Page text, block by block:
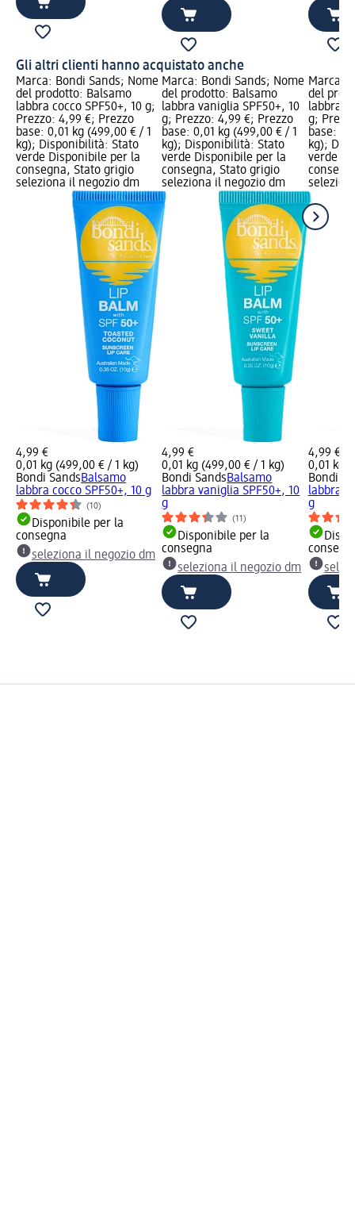
Gli altri clienti hanno acquistato anche
Marca: Bondi Sands; Nome
del prodotto: Balsamo
labbra cocco SPF50+, 10 g;
Prezzo: 4,99 €; Prezzo
base: 0,01 kg (499,00 € / 1
kg); Disponibilità: Stato
verde Disponibile per la
consegna, Stato grigio
seleziona il negozio dm
4,99 €
0,01 kg (499,00 € / 1 kg)
Bondi SandsBalsamo
labbra cocco SPF50+, 10 g
(10)
Disponibile per la
consegna
seleziona il negozio dm
Marca: Bondi Sands; Nome
del prodotto: Balsamo
labbra vaniglia SPF50+, 10
g; Prezzo: 4,99 €; Prezzo
base: 0,01 kg (499,00 € / 1
kg); Disponibilità: Stato
verde Disponibile per la
consegna, Stato grigio
seleziona il negozio dm
4,99 €
0,01 kg (499,00 € / 1 kg)
Bondi SandsBalsamo
labbra vaniglia SPF50+, 10
g
(11)
Disponibile per la
consegna
seleziona il negozio dm
Marca:
del
labbra
g;
base:
kg);
verde
4,99 €
0,01 kg
Bondi
labbra
g